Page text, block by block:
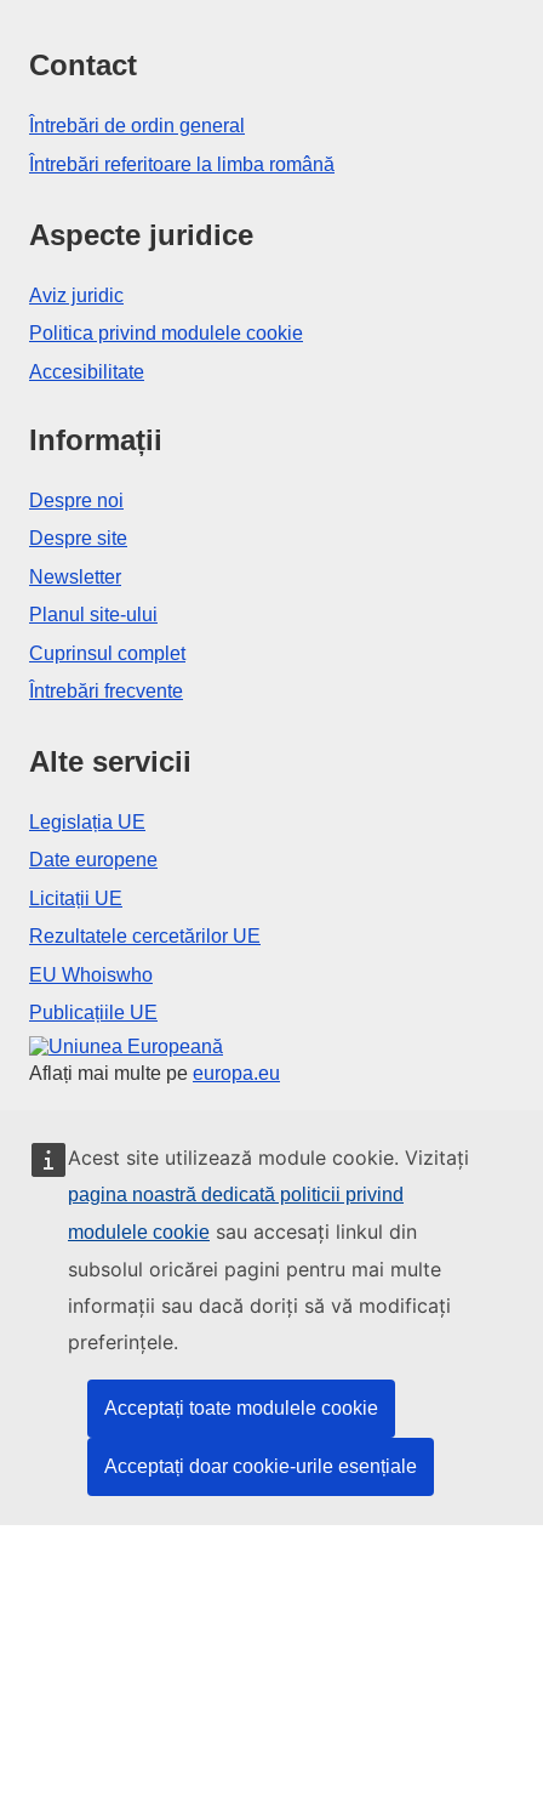
Acest site utilizează module cookie. Vizitați
pagina noastră dedicată politicii privind
modulele cookie sau accesați linkul din
subsolul oricărei pagini pentru mai multe
informații sau dacă doriți să vă modificați
preferințele.
Acceptați toate modulele cookie
Acceptați doar cookie-urile esențiale
Contact
Întrebări de ordin general
Întrebări referitoare la limba română
Aspecte juridice
Aviz juridic
Politica privind modulele cookie
Accesibilitate
Informații
Despre noi
Despre site
Newsletter
Planul site-ului
Cuprinsul complet
Întrebări frecvente
Alte servicii
Legislația UE
Date europene
Licitații UE
Rezultatele cercetărilor UE
EU Whoiswho
Publicațiile UE
Uniunea Europeană
Aflați mai multe pe europa.eu
Contactați instituțiile UE
Rețele sociale
Descoperiți canalele UE pe rețelele sociale